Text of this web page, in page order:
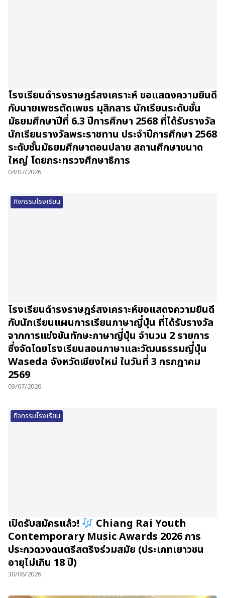
โรงเรียนดำรงราษฎร์สงเคราะห์ ขอแสดงความยินดี
กับนายเพชรตัดเพชร มุสิกสาร นักเรียนระดับชั้น
มัธยมศึกษาปีที่ 6.3 ปีการศึกษา 2568 ที่ได้รับรางวัล
นักเรียนรางวัลพระราชทาน ประจำปีการศึกษา 2568
ระดับชั้นมัธยมศึกษาตอนปลาย สถานศึกษาขนาด
ใหญ่ โดยกระทรวงศึกษาธิการ
04/07/2026
กิจกรรมโรงเรียน
โรงเรียนดำรงราษฎร์สงเคราะห์ขอแสดงความยินดี
กับนักเรียนแผนการเรียนภาษาญี่ปุ่น ที่ได้รับรางวัล
จากการแข่งขันทักษะภาษาญี่ปุ่น จำนวน 2 รายการ
ซึ่งจัดโดยโรงเรียนสอนภาษาและวัฒนธรรมญี่ปุ่น
Waseda จังหวัดเชียงใหม่ ในวันที่ 3 กรกฎาคม
2569
03/07/2026
กิจกรรมโรงเรียน
เปิดรับสมัครแล้ว!
Chiang Rai Youth
Contemporary Music Awards 2026 การ
ประกวดวงดนตรีสตริงร่วมสมัย (ประเภทเยาวชน
อายุไม่เกิน 18 ปี)
30/06/2026